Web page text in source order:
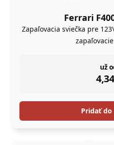
Ferrari
Zapaľovacia sviečka pre
už
4,34
Pridať